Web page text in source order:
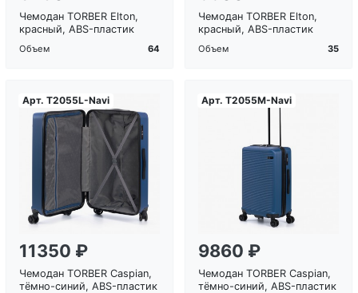
Чемодан TORBER Elton,
красный, ABS-пластик
Объем 64
Чемодан TORBER Elton,
красный, ABS-пластик
Объем 35
Арт. T2055L-Navi
11350 ₽
Чемодан TORBER Caspian,
тёмно-синий, ABS-пластик
Арт. T2055M-Navi
Загрузка...
9860 ₽
Чемодан TORBER Caspian,
тёмно-синий, ABS-пластик